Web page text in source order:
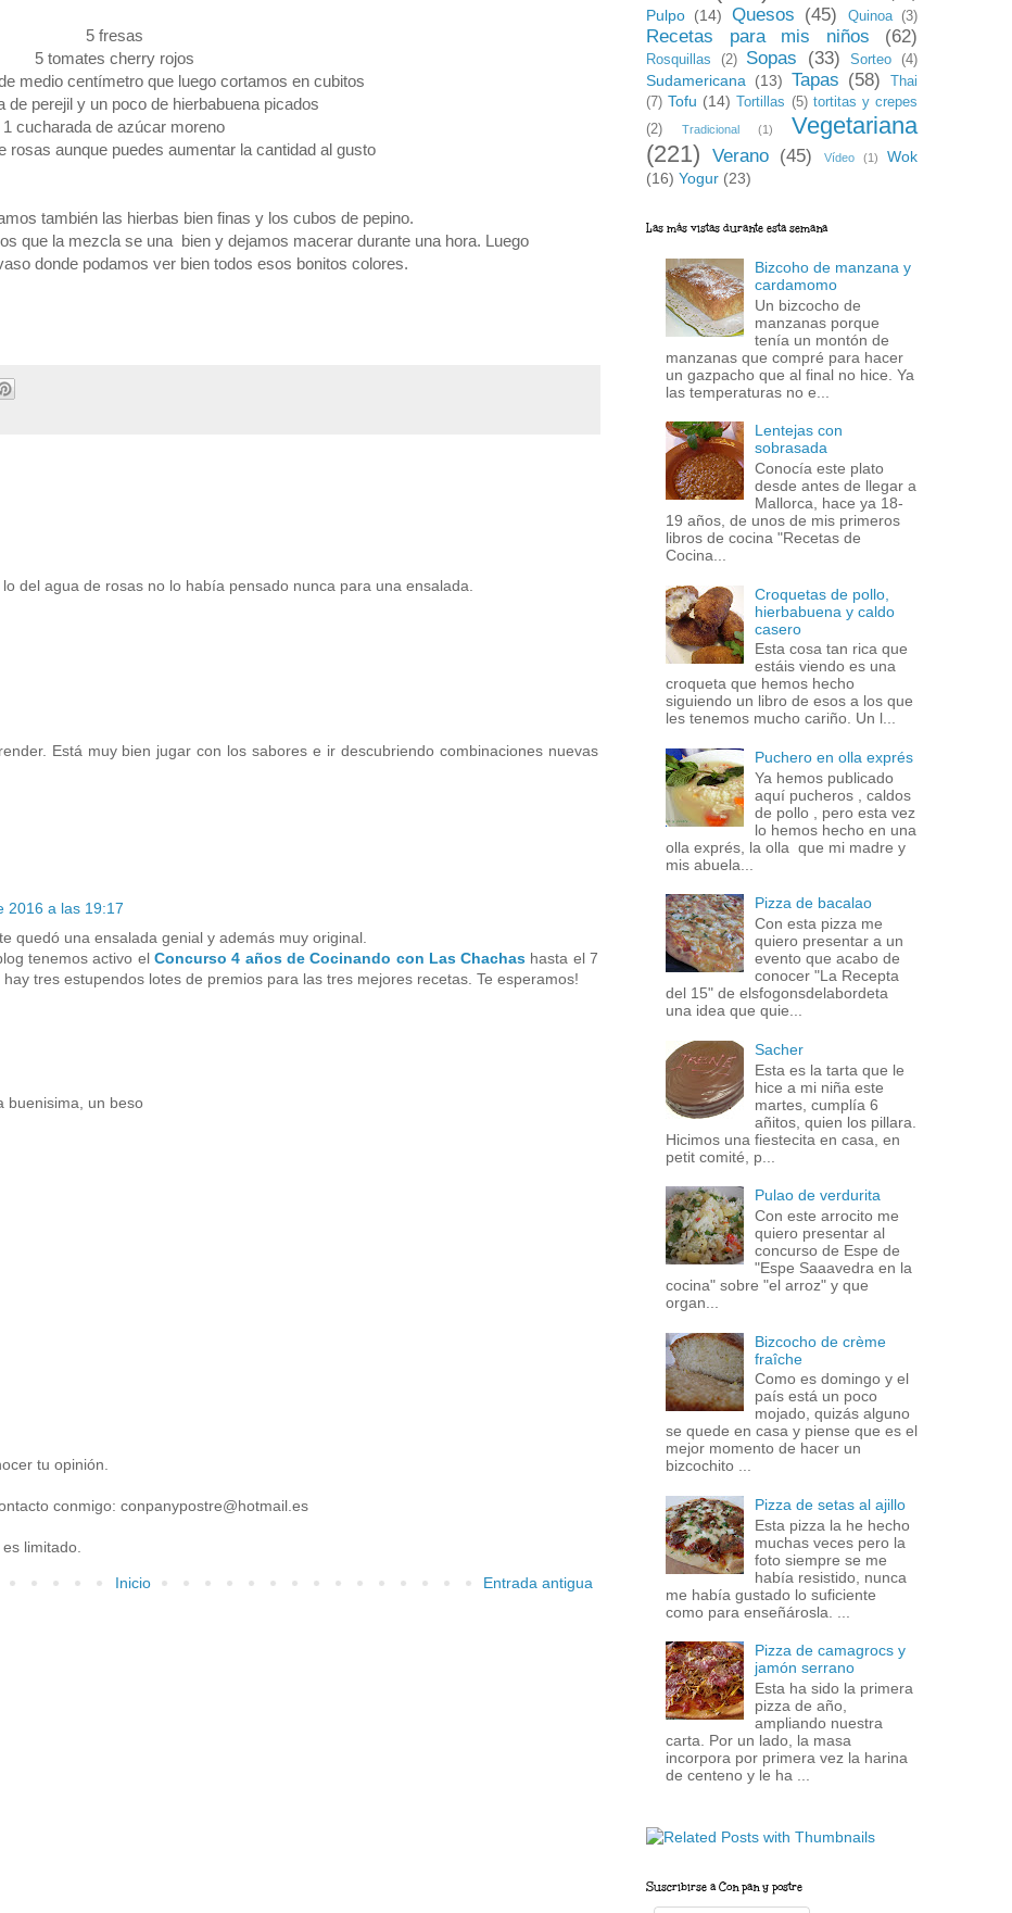
5 fresas
5 tomates cherry rojos
medio centímetro que luego cortamos en cubitos
de perejil y un poco de hierbabuena picados
1 cucharada de azúcar moreno
rosas aunque puedes aumentar la cantidad al gusto
también las hierbas bien finas y los cubos de pepino.
que la mezcla se una bien y dejamos macerar durante una hora. Luego
donde podamos ver bien todos esos bonitos colores.
del agua de rosas no lo había pensado nunca para una ensalada.
Está muy bien jugar con los sabores e ir descubriendo combinaciones nuevas
2016 a las 19:17
quedó una ensalada genial y además muy original.
tenemos activo el Concurso 4 años de Cocinando con Las Chachas hasta el 7
tres estupendos lotes de premios para las tres mejores recetas. Te esperamos!
buenisima, un beso
tu opinión.
conmigo: conpanypostre@hotmail.es
limitado.
Entrada antigua
Inicio
Pulpo (14) Quesos (45) Quinoa (3)
Recetas para mis niños (62)
Rosquillas (2) Sopas (33) Sorteo (4)
Sudamericana (13) Tapas (58)
Thai
(7) Tofu (14) Tortillas (5) tortitas y crepes
(2)
Tradicional (1)
Vegetariana
(221)
Verano (45) Vídeo (1)
Wok
(16) Yogur (23)
Las más vistas durante esta semana
Bizcoho de manzana y
cardamomo
Un bizcocho de
manzanas porque
tenía un montón de
manzanas que compré para hacer
un gazpacho que al final no hice. Ya
las temperaturas no e...
Lentejas con
sobrasada
Conocía este plato
desde antes de llegar a
Mallorca, hace ya 18-
19 años, de unos de mis primeros
libros de cocina "Recetas de
Cocina...
Croquetas de pollo,
hierbabuena y caldo
casero
Esta cosa tan rica que
estáis viendo es una
croqueta que hemos hecho
siguiendo un libro de esos a los que
les tenemos mucho cariño. Un l...
Puchero en olla exprés
Ya hemos publicado
aquí pucheros , caldos
de pollo , pero esta vez
lo hemos hecho en una
olla exprés, la olla que mi madre y
mis abuela...
Pizza de bacalao
Con esta pizza me
quiero presentar a un
evento que acabo de
conocer "La Recepta
del 15" de elsfogonsdelabordeta
una idea que quie...
Sacher
Esta es la tarta que le
hice a mi niña este
martes, cumplía 6
añitos, quien los pillara.
Hicimos una fiestecita en casa, en
petit comité, p...
Pulao de verdurita
Con este arrocito me
quiero presentar al
concurso de Espe de
"Espe Saaavedra en la
cocina" sobre "el arroz" y que
organ...
Bizcocho de crème
fraîche
Como es domingo y el
país está un poco
mojado, quizás alguno
se quede en casa y piense que es el
mejor momento de hacer un
bizcochito ...
Pizza de setas al ajillo
Esta pizza la he hecho
muchas veces pero la
foto siempre se me
había resistido, nunca
me había gustado lo suficiente
como para enseñárosla. ...
Pizza de camagrocs y
jamón serrano
Esta ha sido la primera
pizza de año,
ampliando nuestra
carta. Por un lado, la masa
incorpora por primera vez la harina
de centeno y le ha ...
Suscribirse a Con pan y postre